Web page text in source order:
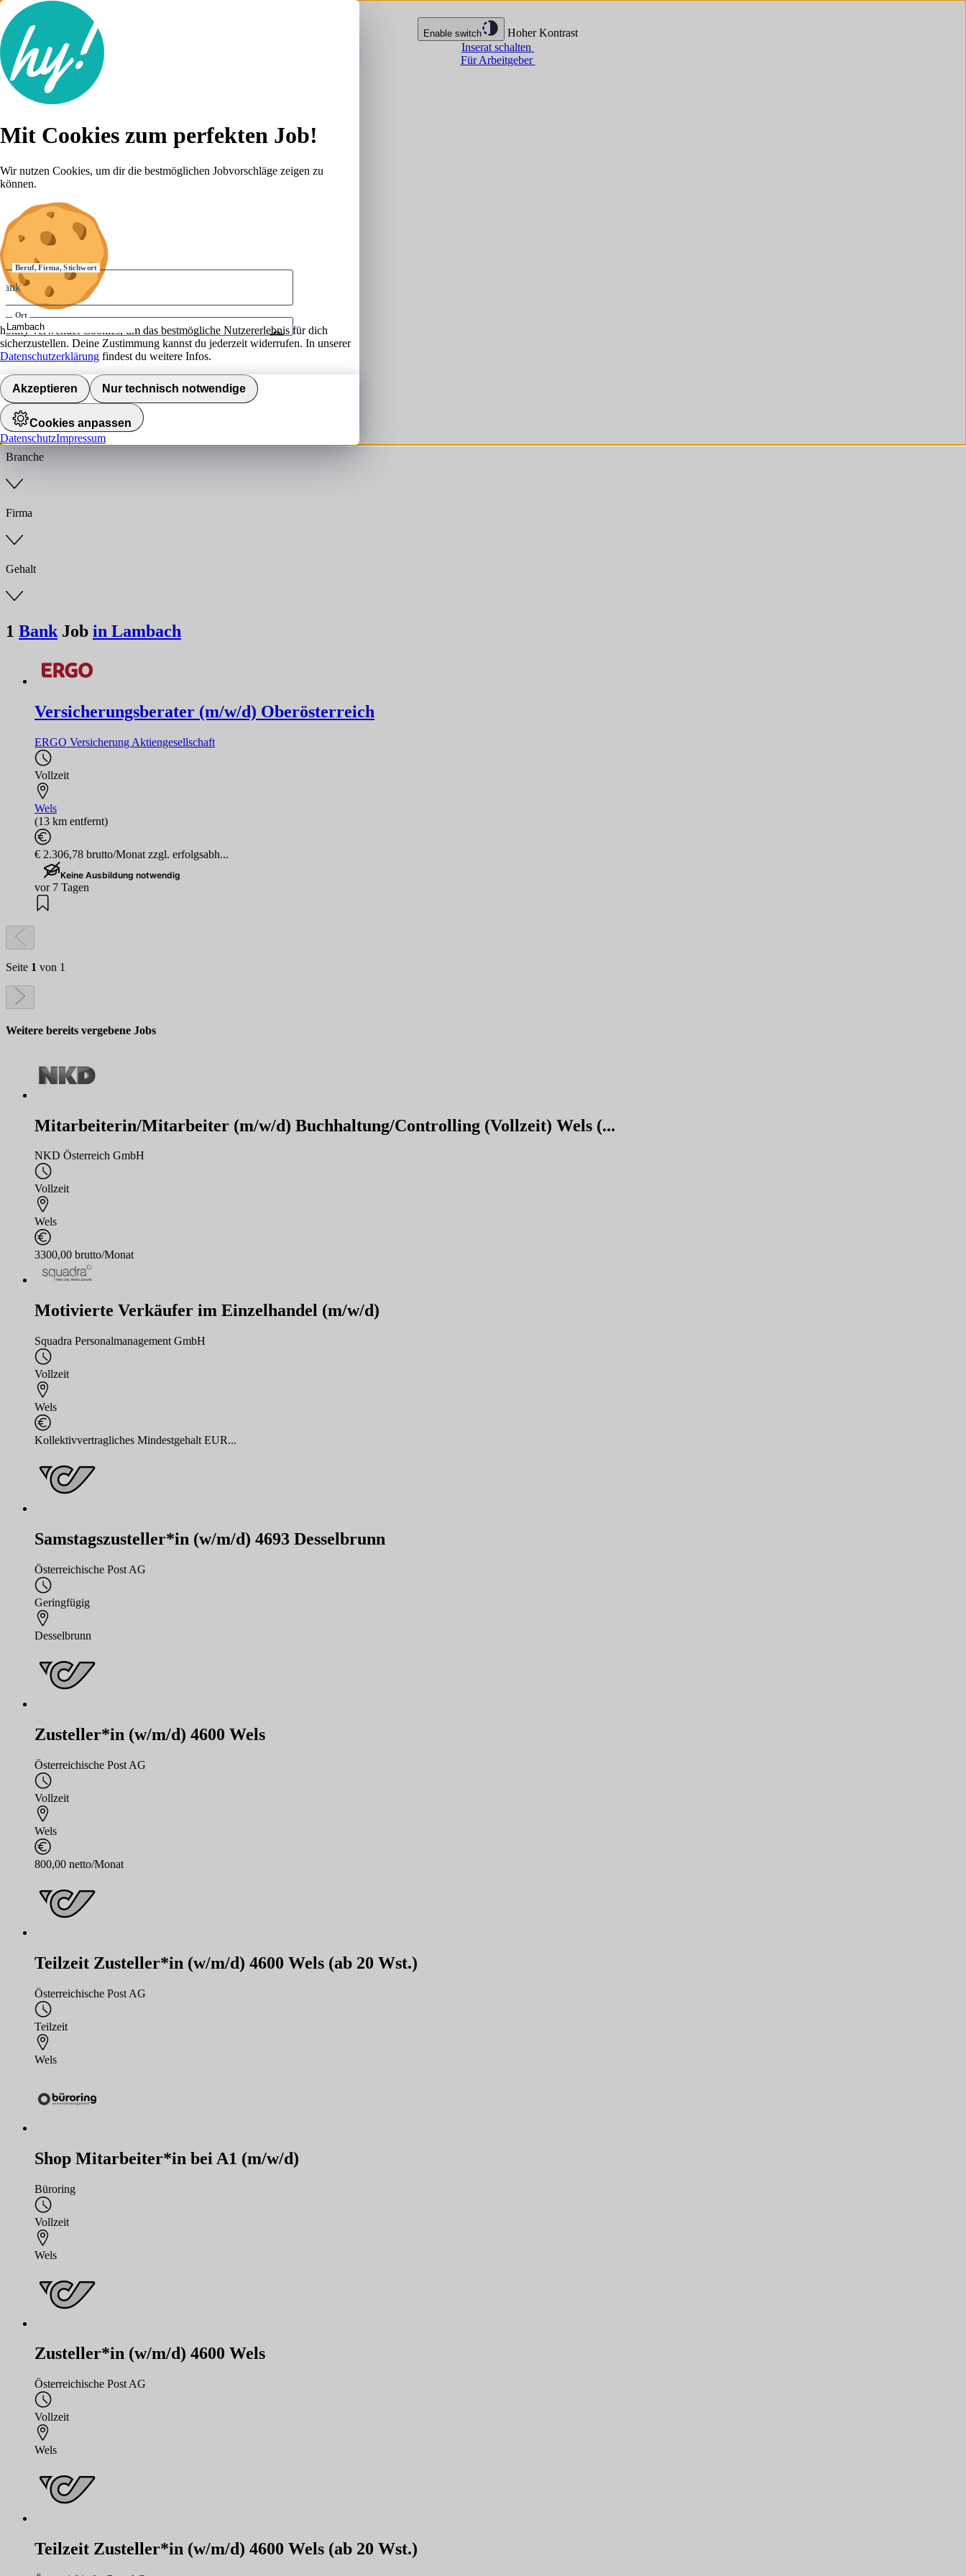
Enable switch
Hoher Kontrast
Inserat schalten
Für Arbeitgeber
Lebenslauf
Karriere-Tipps
Anmelden
Beruf, Firma, Stichwort
Ort
Umkreis
Jobs finden
Anstellungsart
Branche
Firma
Gehalt
1 Bank Job in Lambach
Versicherungsberater (m/w/d) Oberösterreich
ERGO Versicherung Aktiengesellschaft
Vollzeit
Wels
(13 km entfernt)
€ 2.306,78 brutto/Monat zzgl. erfolgsabh...
Keine Ausbildung notwendig
vor 7 Tagen
Seite 1 von 1
Weitere bereits vergebene Jobs
Mitarbeiterin/Mitarbeiter (m/w/d) Buchhaltung/Controlling (Vollzeit) Wels (...
NKD Österreich GmbH
Vollzeit
Wels
3300,00 brutto/Monat
Motivierte Verkäufer im Einzelhandel (m/w/d)
Squadra Personalmanagement GmbH
Vollzeit
Wels
Kollektivvertragliches Mindestgehalt EUR...
Samstagszusteller*in (w/m/d) 4693 Desselbrunn
Österreichische Post AG
Geringfügig
Desselbrunn
Zusteller*in (w/m/d) 4600 Wels
Österreichische Post AG
Vollzeit
Wels
800,00 netto/Monat
Teilzeit Zusteller*in (w/m/d) 4600 Wels (ab 20 Wst.)
Österreichische Post AG
Teilzeit
Wels
Shop Mitarbeiter*in bei A1 (m/w/d)
Büroring
Vollzeit
Wels
Zusteller*in (w/m/d) 4600 Wels
Österreichische Post AG
Vollzeit
Wels
Teilzeit Zusteller*in (w/m/d) 4600 Wels (ab 20 Wst.)
Mit Cookies zum perfekten Job!
Wir nutzen Cookies, um dir die bestmöglichen Jobvorschläge zeigen zu
können.
hokify verwendet Cookies, um das bestmögliche Nutzererlebnis für dich
sicherzustellen. Deine Zustimmung kannst du jederzeit widerrufen. In unserer
Datenschutzerklärung findest du weitere Infos.
Akzeptieren Nur technisch notwendige
Cookies anpassen
DatenschutzImpressum